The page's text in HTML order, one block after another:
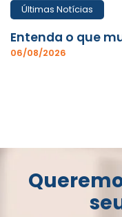
Últimas Notícias
Entenda o que
06/08/2026